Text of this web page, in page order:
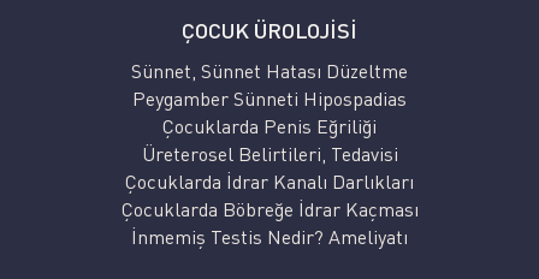
ÇOCUK ÜROLOJİSİ
Sünnet, Sünnet Hatası Düzeltme
Peygamber Sünneti Hipospadias
Çocuklarda Penis Eğriliği
Üreterosel Belirtileri, Tedavisi
Çocuklarda İdrar Kanalı Darlıkları
Çocuklarda Böbreğe İdrar Kaçması
İnmemiş Testis Nedir? Ameliyatı